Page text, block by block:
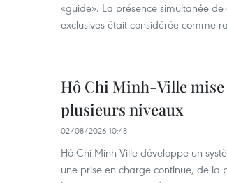
«guide». La présence simultanée
exclusives était considérée comme
Hô Chi Minh-Ville mise
plusieurs niveaux
02/08/2026 10:48
Hô Chi Minh-Ville développe un
une prise en charge continue, de la